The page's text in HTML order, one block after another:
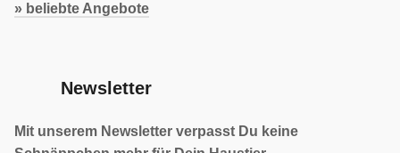
» beliebte Angebote
Newsletter
Mit unserem Newsletter verpasst Du keine